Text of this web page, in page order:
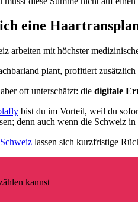
eine
arbeiten mit höchster
plant, profitiert
oft unterschätzt: die digitale
bist du im Vorteil, weil du
denn auch wenn die Schweiz
lassen sich kurzfristige
kannst